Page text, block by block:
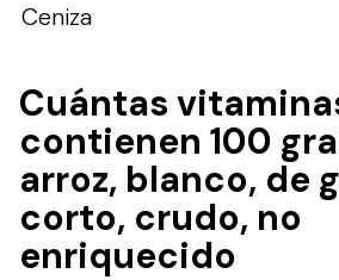
Ceniza
Cuántas
contienen 100
arroz, blanco, de
corto, crudo, no
enriquecido